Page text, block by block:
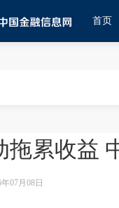
首页
拖累收益
07月08日